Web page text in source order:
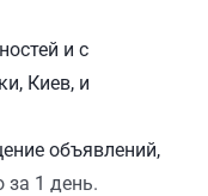
и с
Киев, и
объявлений,
за 1 день.